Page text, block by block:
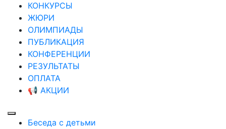
КОНКУРСЫ
ЖЮРИ
ОЛИМПИАДЫ
ПУБЛИКАЦИЯ
КОНФЕРЕНЦИИ
РЕЗУЛЬТАТЫ
ОПЛАТА
📢 АКЦИИ
Беседа с детьми